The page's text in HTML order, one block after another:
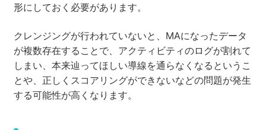
形にしておく必要があります。
クレンジングが行われていないと、MAになったデータ
が複数存在することで、アクティビティのログが割れて
しまい、本来辿ってほしい導線を通らなくなるというこ
とや、正しくスコアリングができないなどの問題が発生
する可能性が高くなります。